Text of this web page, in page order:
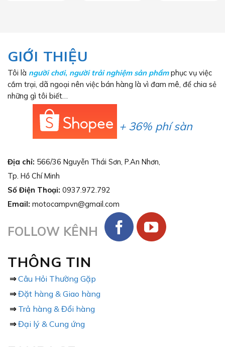
GIỚI THIỆU
Tôi là người chơi, người trải nghiệm sản phẩmphục vụ việc
cắm trại, dã ngoại nên việc bán hàng là vì đam mê, để chia sẻ
những gì tôi biết…
+ 36% phí sàn
Địa chỉ: 566/36 Nguyễn Thái Sơn, P.An Nhơn,
Tp. Hồ Chí Minh
Số Điện Thoại: 0937.972.792
Email: motocampvn@gmail.com
FOLLOW KÊNH
THÔNG TIN
⇒ Câu Hỏi Thường Gặp
⇒ Đặt hàng & Giao hàng
⇒ Trả hàng & Đổi hàng
⇒ Đại lý & Cung ứng